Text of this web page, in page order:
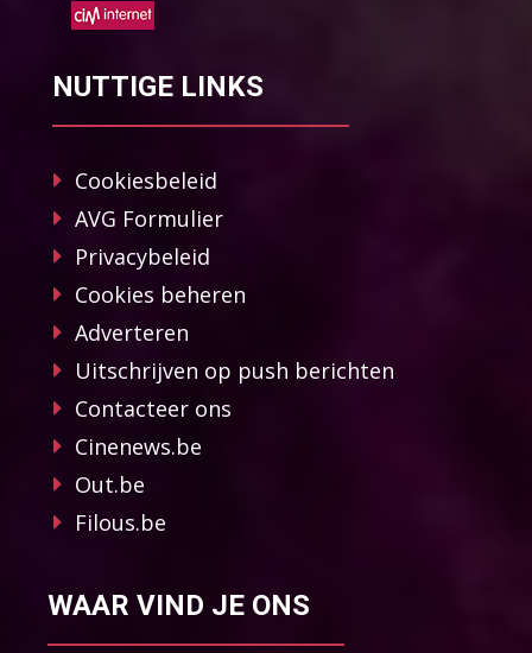
NUTTIGE LINKS
Cookiesbeleid
AVG Formulier
Privacybeleid
Cookies beheren
Adverteren
Uitschrijven op push berichten
Contacteer ons
Cinenews.be
Out.be
Filous.be
WAAR VIND JE ONS